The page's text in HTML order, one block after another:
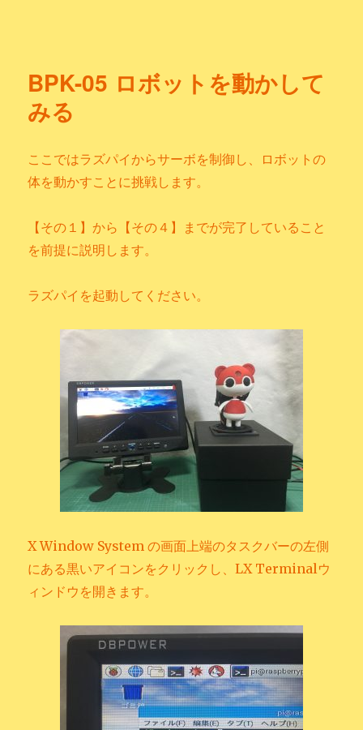
BPK-05 ロボットを動かして
みる
ここではラズパイからサーボを制御し、ロボットの
体を動かすことに挑戦します。
【その１】から【その４】までが完了していること
を前提に説明します。
ラズパイを起動してください。
X Window System の画面上端のタスクバーの左側
にある黒いアイコンをクリックし、LX Terminalウ
ィンドウを開きます。